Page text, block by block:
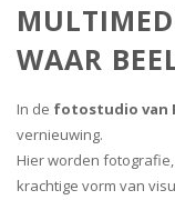
WAAR
In de fotostudio van
vernieuwing.
Hier worden
krachtige vorm van